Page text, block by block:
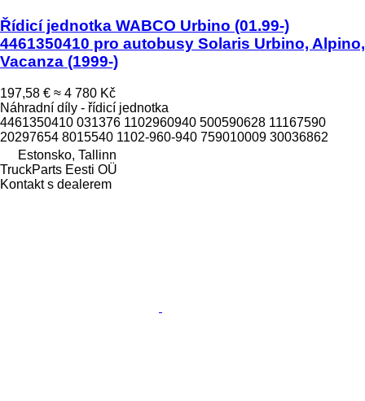
Řídicí jednotka WABCO Urbino (01.99-)
4461350410 pro autobusy Solaris Urbino, Alpino,
Vacanza (1999-)
197,58 € ≈ 4 780 Kč
Náhradní díly - řídicí jednotka
4461350410 031376 1102960940 500590628 11167590
20297654 8015540 1102-960-940 759010009 30036862
Estonsko, Tallinn
TruckParts Eesti OÜ
Kontakt s dealerem